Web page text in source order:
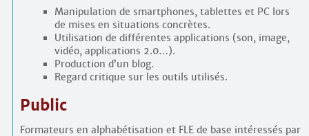
Manipulation de smartphones, tablettes et PC lors
de mises en situations concrètes.
Utilisation de différentes applications (son, image,
vidéo, applications 2.0…).
Production d’un blog.
Regard critique sur les outils utilisés.
Public
Formateurs en alphabétisation et FLE de base intéressés par